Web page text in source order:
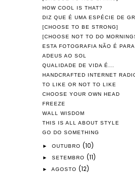
HOW COOL IS THAT?
DIZ QUE É UMA ESPÉCIE DE
[CHOOSE TO BE STRONG]
[CHOOSE NOT TO DO
ESTA FOTOGRAFIA NÃO É
ADEUS AO SOL
QUALIDADE DE VIDA É...
HANDCRAFTED INTERNET
TO LIKE OR NOT TO LIKE
CHOOSE YOUR OWN HEAD
FREEZE
WALL WISDOM
THIS IS ALL ABOUT STYLE
GO DO SOMETHING
► OUTUBRO (10)
► SETEMBRO (11)
► AGOSTO (12)